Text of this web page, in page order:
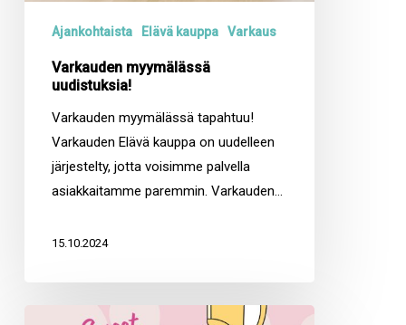
Ajankohtaista Elävä kauppa Varkaus
Varkauden myymälässä
uudistuksia!
Varkauden myymälässä tapahtuu!
Varkauden Elävä kauppa on uudelleen
järjestelty, jotta voisimme palvella
asiakkaitamme paremmin. Varkauden…
15.10.2024